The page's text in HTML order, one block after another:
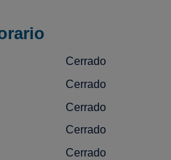
Cerrado
Cerrado
Cerrado
Cerrado
Cerrado